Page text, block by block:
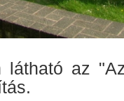
látható az